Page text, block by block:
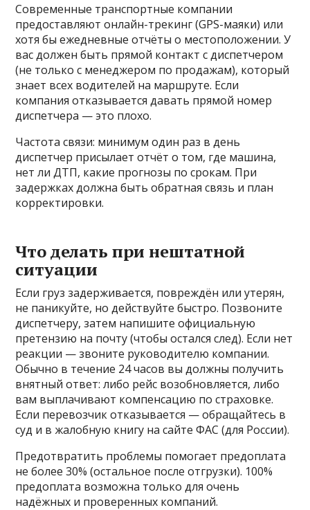
Современные транспортные компании
предоставляют онлайн-трекинг (GPS-маяки) или
хотя бы ежедневные отчёты о местоположении. У
вас должен быть прямой контакт с диспетчером
(не только с менеджером по продажам), который
знает всех водителей на маршруте. Если
компания отказывается давать прямой номер
диспетчера — это плохо.
Частота связи: минимум один раз в день
диспетчер присылает отчёт о том, где машина,
нет ли ДТП, какие прогнозы по срокам. При
задержках должна быть обратная связь и план
корректировки.
Что делать при нештатной
ситуации
Если груз задерживается, повреждён или утерян,
не паникуйте, но действуйте быстро. Позвоните
диспетчеру, затем напишите официальную
претензию на почту (чтобы остался след). Если нет
реакции — звоните руководителю компании.
Обычно в течение 24 часов вы должны получить
внятный ответ: либо рейс возобновляется, либо
вам выплачивают компенсацию по страховке.
Если перевозчик отказывается — обращайтесь в
суд и в жалобную книгу на сайте ФАС (для России).
Предотвратить проблемы помогает предоплата
не более 30% (остальное после отгрузки). 100%
предоплата возможна только для очень
надёжных и проверенных компаний.